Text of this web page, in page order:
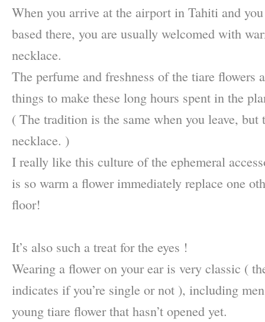
When you arrive at the airport in Tahiti and
based there, you are usually welcomed with
necklace.
The perfume and freshness of the tiare flowers
things to make these long hours spent in the
( The tradition is the same when you leave,
necklace. )
I really like this culture of the ephemeral
is so warm a flower immediately replace one
floor!
It’s also such a treat for the eyes !
Wearing a flower on your ear is very classic (
indicates if you’re single or not ), including
young tiare flower that hasn’t opened yet.